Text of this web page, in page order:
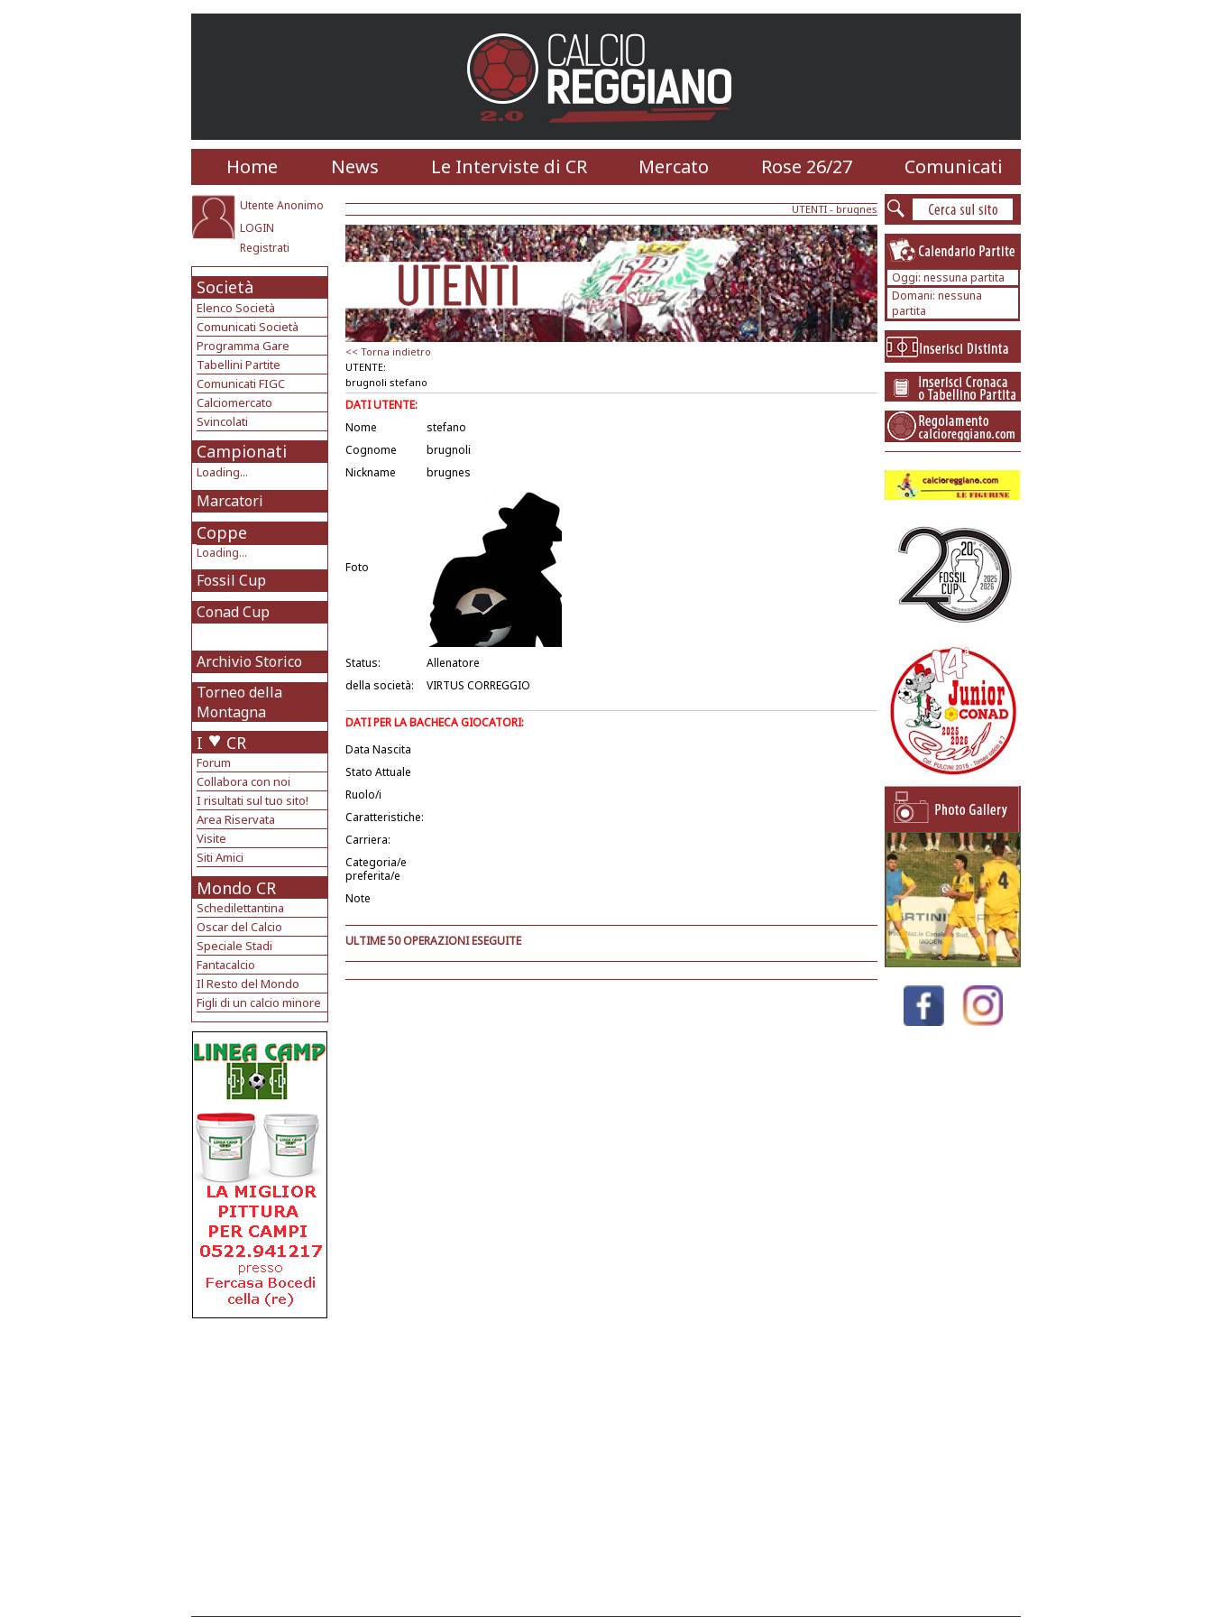
Home News Le Interviste di CR Mercato Rose 26/27 Comunicati
Utente Anonimo
LOGIN
Registrati
Società
Elenco Società
Comunicati Società
Programma Gare
Tabellini Partite
Comunicati FIGC
Calciomercato
Svincolati
Campionati
Loading...
Marcatori
Coppe
Loading...
Fossil Cup
Conad Cup
Archivio Storico
Torneo della
Montagna
I CR
Forum
Collabora con noi
I risultati sul tuo sito!
Area Riservata
Visite
Siti Amici
Mondo CR
Schedilettantina
Oscar del Calcio
Speciale Stadi
Fantacalcio
Il Resto del Mondo
Figli di un calcio minore
UTENTI - brugnes
<< Torna indietro
UTENTE:
brugnoli stefano
DATI UTENTE:
Nome
stefano
Cognome
brugnoli
Nickname
brugnes
Foto
Status:
Allenatore
della società:
VIRTUS CORREGGIO
DATI PER LA BACHECA GIOCATORI:
Data Nascita
Stato Attuale
Ruolo/i
Caratteristiche:
Carriera:
Categoria/e
preferita/e
Note
ULTIME 50 OPERAZIONI ESEGUITE
Oggi: nessuna partita
Domani: nessuna
partita